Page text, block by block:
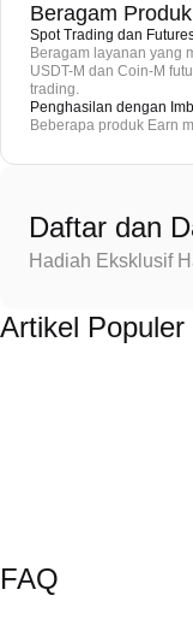
Beragam
Spot Trading dan
Beragam layanan yang
USDT-M dan Coin-M
trading.
Penghasilan dengan
Beberapa produk Earn
Daftar dan
Hadiah Eksklusif
Artikel Populer
FAQ